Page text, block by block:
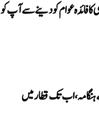
فائدہ عوام کو دینے سے آپ کو
اب تک قطار میں